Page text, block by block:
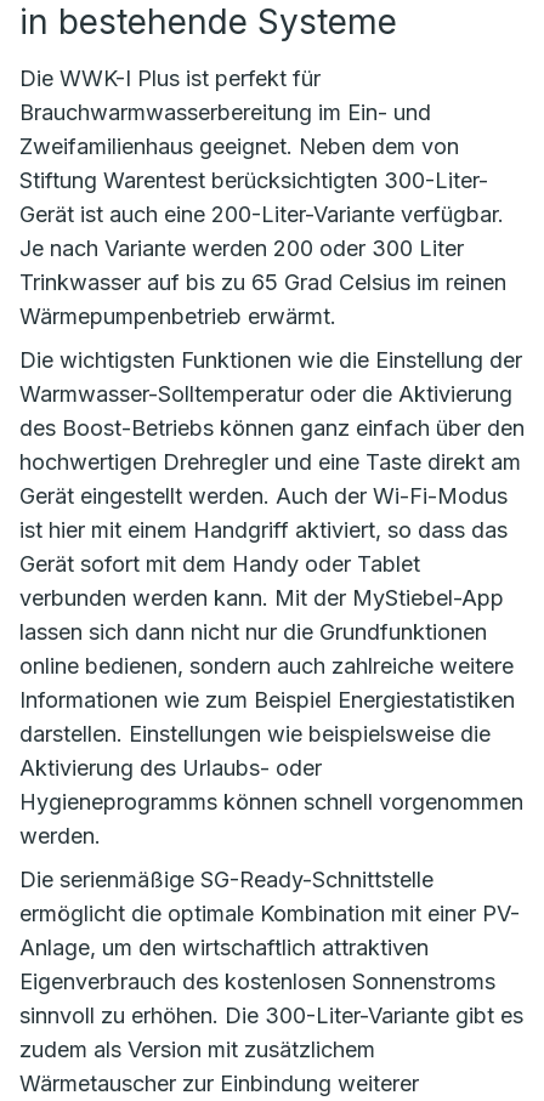
in bestehende Systeme
Die WWK-I Plus ist perfekt für
Brauchwarmwasserbereitung im Ein- und
Zweifamilienhaus geeignet. Neben dem von
Stiftung Warentest berücksichtigten 300-Liter-
Gerät ist auch eine 200-Liter-Variante verfügbar.
Je nach Variante werden 200 oder 300 Liter
Trinkwasser auf bis zu 65 Grad Celsius im reinen
Wärmepumpenbetrieb erwärmt.
Die wichtigsten Funktionen wie die Einstellung der
Warmwasser-Solltemperatur oder die Aktivierung
des Boost-Betriebs können ganz einfach über den
hochwertigen Drehregler und eine Taste direkt am
Gerät eingestellt werden. Auch der Wi-Fi-Modus
ist hier mit einem Handgriff aktiviert, so dass das
Gerät sofort mit dem Handy oder Tablet
verbunden werden kann. Mit der MyStiebel-App
lassen sich dann nicht nur die Grundfunktionen
online bedienen, sondern auch zahlreiche weitere
Informationen wie zum Beispiel Energiestatistiken
darstellen. Einstellungen wie beispielsweise die
Aktivierung des Urlaubs- oder
Hygieneprogramms können schnell vorgenommen
werden.
Die serienmäßige SG-Ready-Schnittstelle
ermöglicht die optimale Kombination mit einer PV-
Anlage, um den wirtschaftlich attraktiven
Eigenverbrauch des kostenlosen Sonnenstroms
sinnvoll zu erhöhen. Die 300-Liter-Variante gibt es
zudem als Version mit zusätzlichem
Wärmetauscher zur Einbindung weiterer